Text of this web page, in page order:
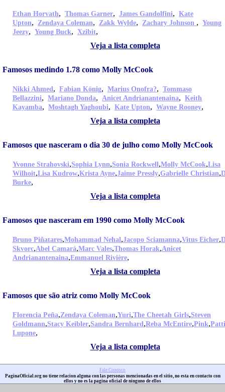
Ethan Horvath, Thomas Garner, James Gandolfini, Kate
Upton, Zendaya Coleman, Zakk Wylde, Zachary Johnson , Young
Jeezy, Young Buck, Xzibit,
Veja a lista completa
Famosos medindo 1.78 como Molly McCook
Nikki Ahmed, Fabian König, Marius Onofra?, Tommaso
Bellazzini, Mariano Donda, Anicet Andrianantenaina, Keith
Kayamba, Moshtagh Yaghoubi, Kate Upton, Wayne Rooney,
Veja a lista completa
Famosos que nasceram o dia 30 de julho como Molly McCook
Yvonne Strahovski,Sophia Lynn,Sonia Rockwell,Molly McCook,Lisa
Wilhoit,Lisa Kudrow,Krista Ayne,Jaime Pressly,Gabrielle Christian,
Burke,
Veja a lista completa
Famosos que nasceram em 1990 como Molly McCook
Bruno Piñatares,Mohammad Nehal,Jacopo Sciamanna,Vitus Eicher,
Skvorc,Abel Camará,Marc Vales,Thomas Horak,Anicet
Andrianantenaina,Emmanuel Rivière,
Veja a lista completa
Famosos que são atriz como Molly McCook
Florencia Peña,Zendaya Coleman,Yuri,The Cheetah Girls,Steven
Goldmann,Stacy Keibler,Sandra Bernhard,Reba McEntire,Pink,Patti
Lupone,
Veja a lista completa
Fale Conosco
PaginaOficial.org no tiene relacion alguna con las personas mencionadas en el sitio, no esta en contacto con
ellos y no es la pagina oficial de ninguno de ellos